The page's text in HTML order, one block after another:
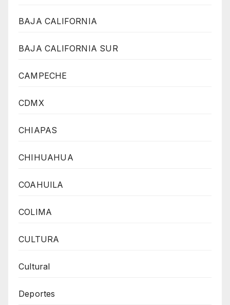
BAJA CALIFORNIA
BAJA CALIFORNIA SUR
CAMPECHE
CDMX
CHIAPAS
CHIHUAHUA
COAHUILA
COLIMA
CULTURA
Cultural
Deportes